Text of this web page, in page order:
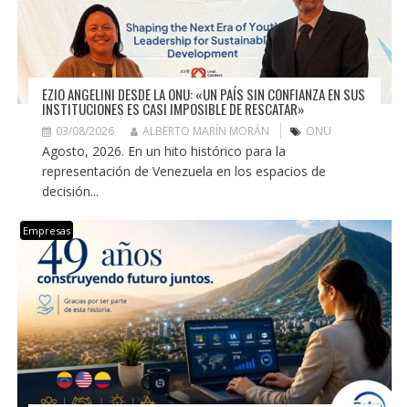
EZIO ANGELINI DESDE LA ONU: «UN PAÍS SIN CONFIANZA EN SUS
INSTITUCIONES ES CASI IMPOSIBLE DE RESCATAR»
03/08/2026 ALBERTO MARÍN MORÁN ONU
Agosto, 2026. En un hito histórico para la
representación de Venezuela en los espacios de
decisión...
Empresas